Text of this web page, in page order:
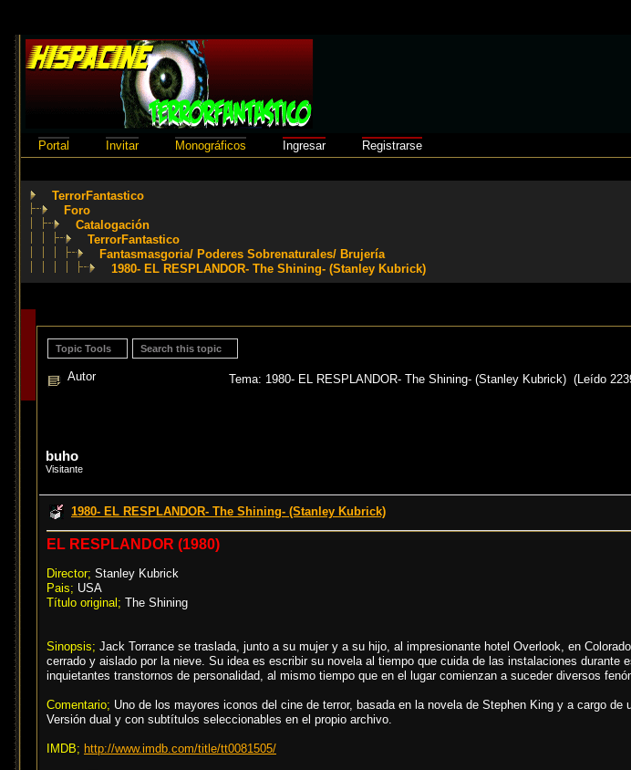
Portal Invitar Monográficos Ingresar Registrarse
TerrorFantastico
Foro
Catalogación
TerrorFantastico
Fantasmasgoria/ Poderes Sobrenaturales/ Brujería
1980- EL RESPLANDOR- The Shining- (Stanley Kubrick)
Topic Tools Search this topic
Autor Tema: 1980- EL RESPLANDOR- The Shining- (Stanley Kubrick) (Leído
buho
Visitante
1980- EL RESPLANDOR- The Shining- (Stanley Kubrick)
EL RESPLANDOR (1980)
Director; Stanley Kubrick
Pais; USA
Título original; The Shining
Sinopsis; Jack Torrance se traslada, junto a su mujer y a su hijo, al impresionante hotel Overlook, en
cerrado y aislado por la nieve. Su idea es escribir su novela al tiempo que cuida de las instalaciones
inquietantes transtornos de personalidad, al mismo tiempo que en el lugar comienzan a suceder diversos
Comentario; Uno de los mayores iconos del cine de terror, basada en la novela de Stephen King y a cargo
Versión dual y con subtítulos seleccionables en el propio archivo.
IMDB; http://www.imdb.com/title/tt0081505/